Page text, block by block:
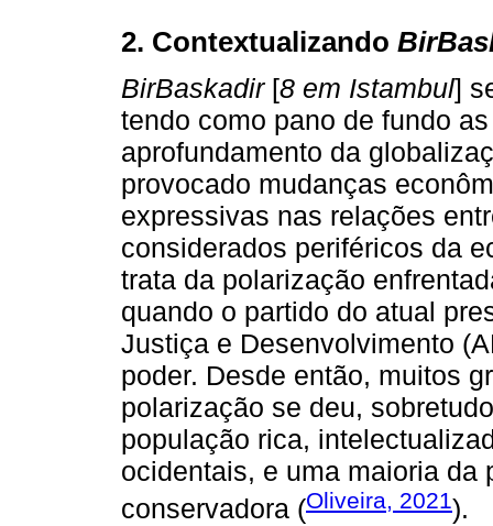
2. Contextualizando
BirBaskadir[8 em Istambul]
tendo como pano de fundo
aprofundamento da
provocado mudanças
expressivas nas relações
considerados periféricos da
trata da polarização
quando o partido do atual
Justiça e Desenvolvimento
poder. Desde então, muitos
polarização se deu,
população rica,
ocidentais, e uma maioria da
conservadora (Oliveira, 2021).